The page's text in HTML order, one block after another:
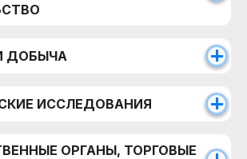
ДОБЫЧА
ИССЛЕДОВАНИЯ
ОРГАНЫ, ТОРГОВЫЕ